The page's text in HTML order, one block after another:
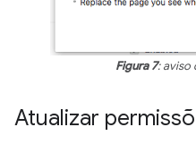
Figura 7: aviso
Atualizar